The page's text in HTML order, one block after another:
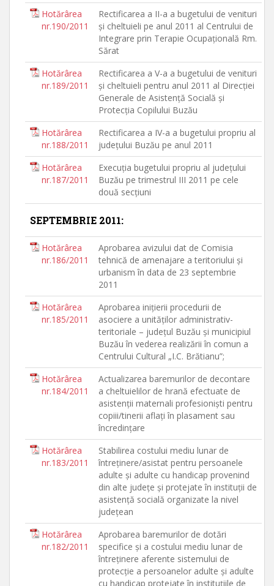
Hotărârea
nr.190/2011
Rectificarea a II-a a bugetului de venituri
şi cheltuieli pe anul 2011 al Centrului de
Integrare prin Terapie Ocupaţională Rm.
Sărat
Hotărârea
nr.189/2011
Rectificarea a V-a a bugetului de venituri
şi cheltuieli pentru anul 2011 al Direcţiei
Generale de Asistenţă Socială şi
Protecţia Copilului Buzău
Hotărârea
nr.188/2011
Rectificarea a IV-a a bugetului propriu al
judeţului Buzău pe anul 2011
Hotărârea
nr.187/2011
Execuţia bugetului propriu al judeţului
Buzău pe trimestrul III 2011 pe cele
două secţiuni
SEPTEMBRIE 2011:
Hotărârea
nr.186/2011
Aprobarea avizului dat de Comisia
tehnică de amenajare a teritoriului şi
urbanism în data de 23 septembrie
2011
Hotărârea
nr.185/2011
Aprobarea iniţierii procedurii de
asociere a unităţilor administrativ-
teritoriale – judeţul Buzău şi municipiul
Buzău în vederea realizării în comun a
Centrului Cultural „I.C. Brătianu”;
Hotărârea
nr.184/2011
Actualizarea baremurilor de decontare
a cheltuielilor de hrană efectuate de
asistenţii maternali profesionişti pentru
copiii/tinerii aflaţi în plasament sau
încredinţare
Hotărârea
nr.183/2011
Stabilirea costului mediu lunar de
întreţinere/asistat pentru persoanele
adulte şi adulte cu handicap provenind
din alte judeţe şi protejate în instituţii de
asistenţă socială organizate la nivel
judeţean
Hotărârea
nr.182/2011
Aprobarea baremurilor de dotări
specifice şi a costului mediu lunar de
întreţinere aferente sistemului de
protecţie a persoanelor adulte şi adulte
cu handicap protejate în instituţiile de